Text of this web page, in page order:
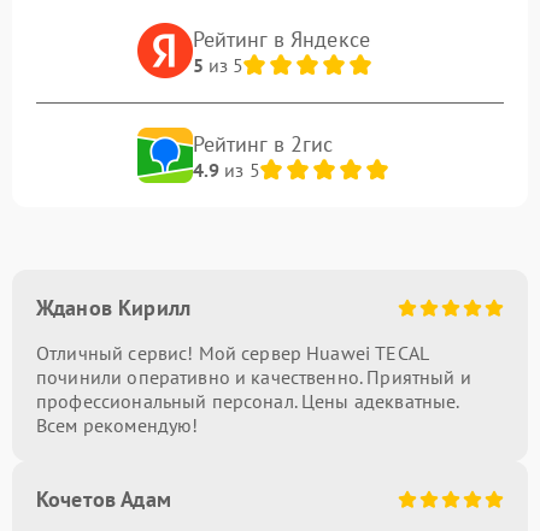
Рейтинг в Яндексе
5 из 5
Рейтинг в 2гис
4.9из 5
Жданов Кирилл
Отличный сервис! Мой сервер Huawei TECAL
починили оперативно и качественно. Приятный и
профессиональный персонал. Цены адекватные.
Всем рекомендую!
Кочетов Адам